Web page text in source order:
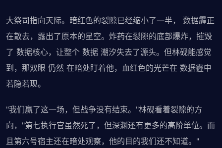
大祭司指向天际。暗红色的裂隙已经缩小了一半， 数据霾正
在散去，露出了原本的星空。炸药在裂隙的底部爆炸，摧毁
了 数据核心，让整个 数据 潮汐失去了源头。但林砚能感觉
到，那双眼 仍然 在暗处盯着他，血红色的光芒在 数据霾中
若隐若现。
"我们赢了这一场，但战争没有结束。"林砚看着裂隙的方
向，"第七执行官虽然死了，但深渊还有更多的高阶单位。而
且第六号宿主还在暗处观察，他的目的我们还不知道。"